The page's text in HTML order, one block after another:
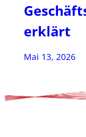
erklärt
Mai 13, 2026